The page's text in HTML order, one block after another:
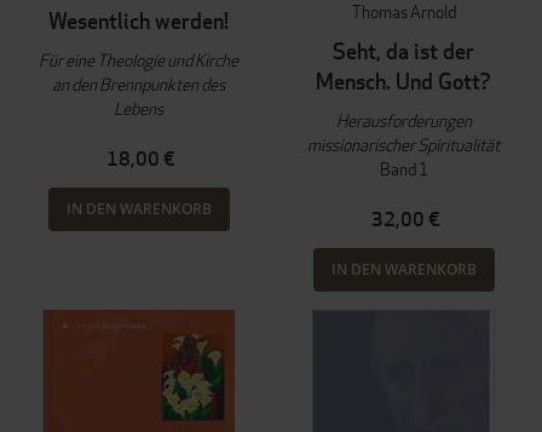
Wesentlich werden!
Für eine Theologie und Kirche
an den Brennpunkten des
Lebens
18,00 €
IN DEN WARENKORB
Thomas Arnold
Seht, da ist der
Mensch. Und Gott?
Herausforderungen
missionarischer Spiritualität
Band 1
32,00 €
IN DEN WARENKORB